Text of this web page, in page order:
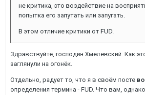
не критика, это воздействие на
попытка его запутать или запугать.
В этом отличие критики от FUD.
Здравствуйте, господин Хмелевский. Как
заглянули на огонёк.
Отдельно, радует то, что я в своём посте
определения термина - FUD. Что вам,